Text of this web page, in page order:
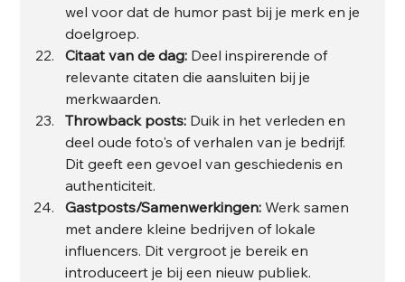
wel voor dat de humor past bij je merk en je
doelgroep.
Citaat van de dag: Deel inspirerende of
relevante citaten die aansluiten bij je
merkwaarden.
Throwback posts: Duik in het verleden en
deel oude foto's of verhalen van je bedrijf.
Dit geeft een gevoel van geschiedenis en
authenticiteit.
Gastposts/Samenwerkingen: Werk samen
met andere kleine bedrijven of lokale
influencers. Dit vergroot je bereik en
introduceert je bij een nieuw publiek.